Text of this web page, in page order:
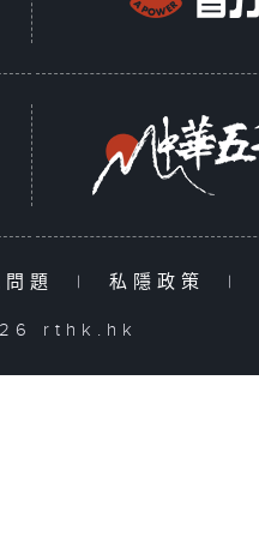
問題 | 私隱政策 |
rthk.hk